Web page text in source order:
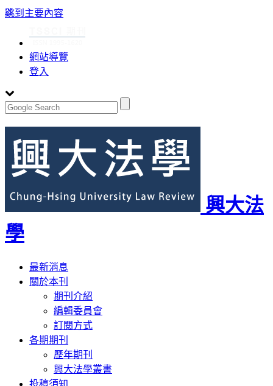
跳到主要內容
:::
網站導覽
登入
興大法
學
Toggle
navigation
最新消息
關於本刊
期刊介紹
編輯委員會
訂閱方式
各期期刊
歷年期刊
興大法學叢書
投稿須知